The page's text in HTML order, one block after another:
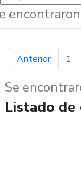
Anteriorpágina
1
Se
Listado de